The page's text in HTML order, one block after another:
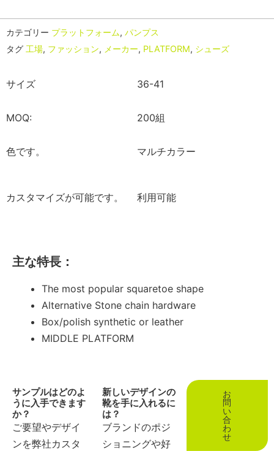
カテゴリー プラットフォーム, パンプス
タグ 工場, ファッション, メーカー, PLATFORM, シューズ
サイズ 36-41
MOQ: 200組
色です。 マルチカラー
カスタマイズが可能です。 利用可能
主な特長：
The most popular squaretoe shape
Alternative Stone chain hardware
Box/polish synthetic or leather
MIDDLE PLATFORM
サンプルはどのよ
うに入手できます
か？
ご要望やデザイ
ンを弊社カスタ
新しいデザインの
靴を手に入れるに
は？
ブランドのポジ
ショニングや好
お
問
い
合
わ
せ